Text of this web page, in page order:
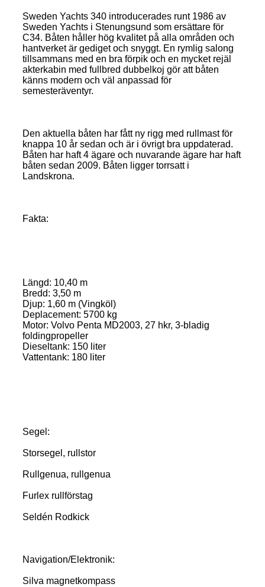
Sweden Yachts 340 introducerades runt 1986 av
Sweden Yachts i Stenungsund som ersättare för
C34. Båten håller hög kvalitet på alla områden och
hantverket är gediget och snyggt. En rymlig salong
tillsammans med en bra förpik och en mycket rejäl
akterkabin med fullbred dubbelkoj gör att båten
känns modern och väl anpassad för
semesteräventyr.
Den aktuella båten har fått ny rigg med rullmast för
knappa 10 år sedan och är i övrigt bra uppdaterad.
Båten har haft 4 ägare och nuvarande ägare har haft
båten sedan 2009. Båten ligger torrsatt i
Landskrona.
Fakta:
Längd: 10,40 m
Bredd: 3,50 m
Djup: 1,60 m (Vingköl)
Deplacement: 5700 kg
Motor: Volvo Penta MD2003, 27 hkr, 3-bladig
foldingpropeller
Dieseltank: 150 liter
Vattentank: 180 liter
Segel:
Storsegel, rullstor
Rullgenua, rullgenua
Furlex rullförstag
Seldén Rodkick
Navigation/Elektronik:
Silva magnetkompass